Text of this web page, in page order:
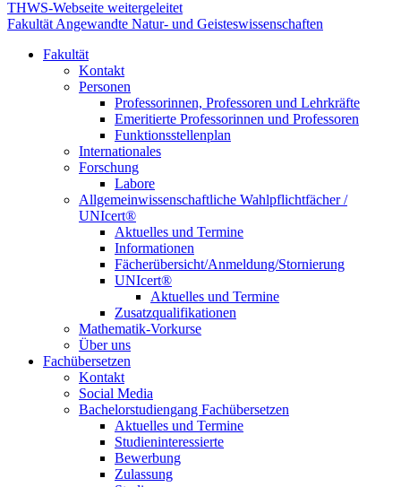
Fakultät Angewandte Natur- und Geisteswissenschaften
Fakultät
Kontakt
Personen
Professorinnen, Professoren und Lehrkräfte
Emeritierte Professorinnen und Professoren
Funktionsstellenplan
Internationales
Forschung
Labore
Allgemeinwissenschaftliche Wahlpflichtfächer /
UNIcert®
Aktuelles und Termine
Informationen
Fächerübersicht/Anmeldung/Stornierung
UNIcert®
Aktuelles und Termine
Zusatzqualifikationen
Mathematik-Vorkurse
Über uns
Fachübersetzen
Kontakt
Social Media
Bachelorstudiengang Fachübersetzen
Aktuelles und Termine
Studieninteressierte
Bewerbung
Zulassung